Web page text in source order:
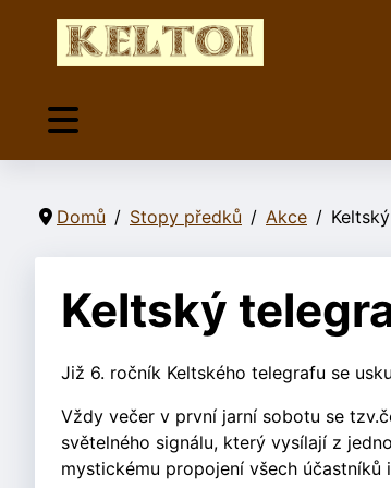
Domů Stopy předků Akce
Keltský
Již 6. ročník Keltského telegrafu se
Vždy večer v první jarní sobotu se
světelného signálu, který vysílají z
mystickému propojení všech